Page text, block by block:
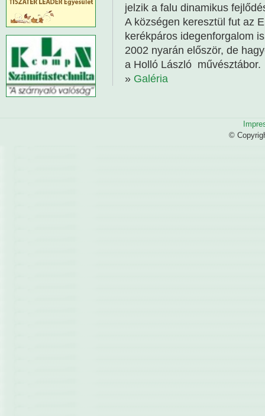
jelzik a falu dinamikus
A községen keresztül fut az
kerékpáros idegenforgalom
2002 nyarán először, de
a Holló László művésztábor.
» Galéria
©